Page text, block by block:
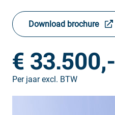
Download brochure
€ 33.500,-
Per jaar excl. BTW